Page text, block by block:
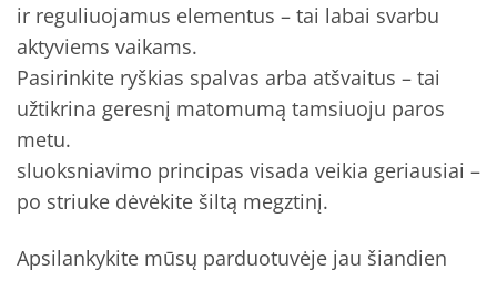
ir reguliuojamus elementus – tai labai svarbu
aktyviems vaikams.
Pasirinkite ryškias spalvas arba atšvaitus – tai
užtikrina geresnį matomumą tamsiuoju paros
metu.
sluoksniavimo principas visada veikia geriausiai –
po striuke dėvėkite šiltą megztinį.
Apsilankykite mūsų parduotuvėje jau šiandien